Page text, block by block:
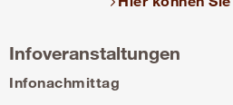
Infoveranstaltungen
Infonachmittag